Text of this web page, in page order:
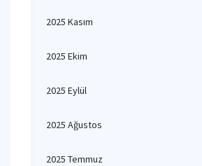
2025 Kasım
2025 Ekim
2025 Eylül
2025 Ağustos
2025 Temmuz